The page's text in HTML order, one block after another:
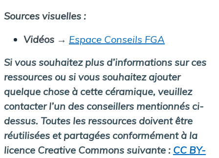
Sources visuelles :
Vidéos → Espace Conseils FGA
Si vous souhaitez plus d’informations sur ces
ressources ou si vous souhaitez ajouter
quelque chose à cette céramique, veuillez
contacter l’un des conseillers mentionnés ci-
dessus. Toutes les ressources doivent être
réutilisées et partagées conformément à la
licence Creative Commons suivante : CC BY-